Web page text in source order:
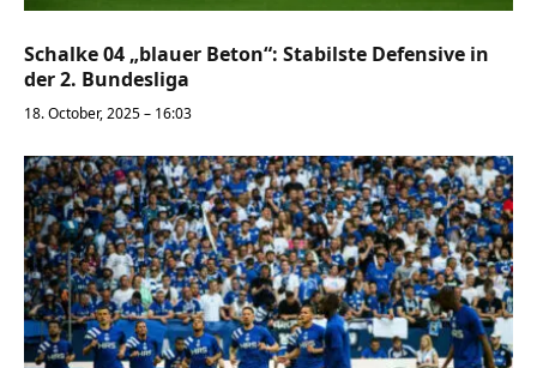
Schalke 04 „blauer Beton“: Stabilste Defensive in
der 2. Bundesliga
18. October, 2025 – 16:03